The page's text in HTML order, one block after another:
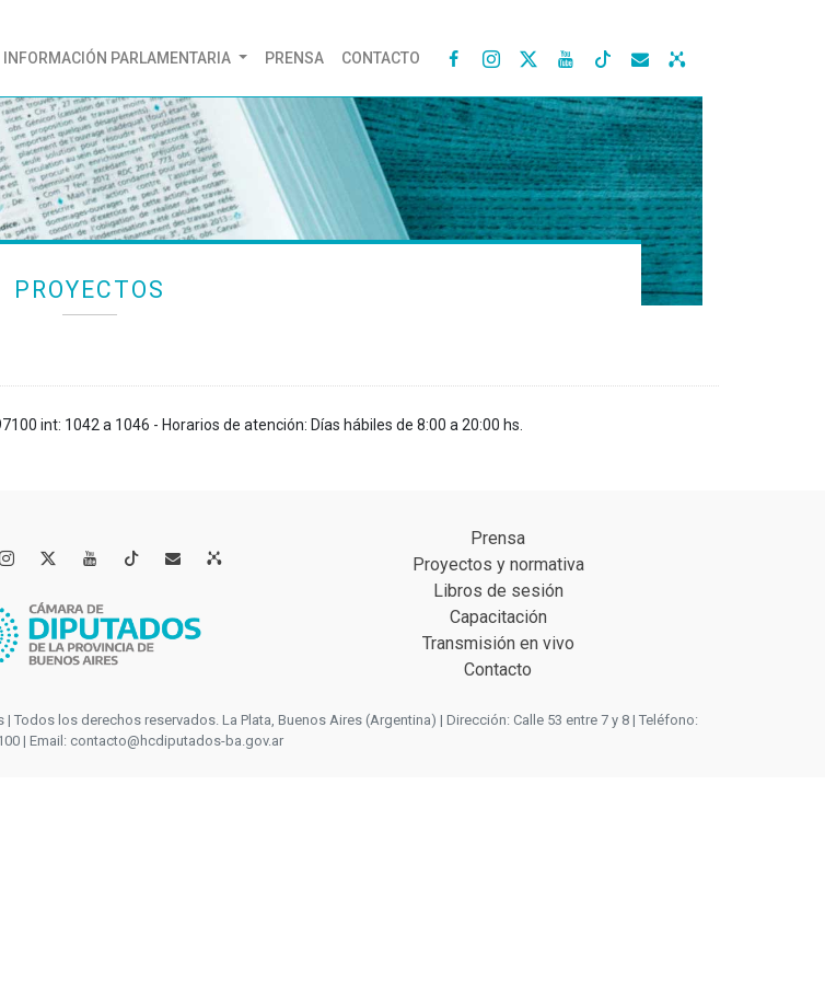
INFORMACIÓN PARLAMENTARIA PRENSA CONTACTO    
PROYECTOS
int: 1042 a 1046 - Horarios de atención: Días hábiles de 8:00 a 20:00 hs.
  
Prensa
Proyectos y normativa
Libros de sesión
Capacitación
Transmisión en vivo
Contacto
los derechos reservados. La Plata, Buenos Aires (Argentina) | Dirección: Calle 53 entre 7 y 8 | Teléfono:
| Email: contacto@hcdiputados-ba.gov.ar